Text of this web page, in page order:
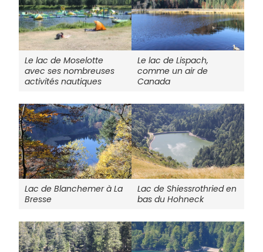
Le lac de Moselotte
avec ses nombreuses
activités nautiques
Le lac de Lispach,
comme un air de
Canada
Lac de Blanchemer à La
Bresse
Lac de Shiessrothried en
bas du Hohneck